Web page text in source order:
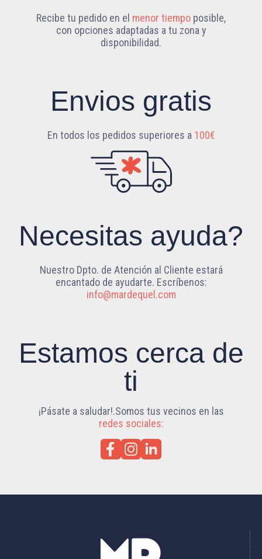
Recibe tu pedido en el menor tiempo posible,
con opciones adaptadas a tu zona y
disponibilidad.
Envios gratis
En todos los pedidos superiores a 100€
Necesitas ayuda?
Nuestro Dpto. de Atención al Cliente estará
encantado de ayudarte. Escríbenos:
info@mardequel.com
Estamos cerca de
ti
¡Pásate a saludar!.Somos tus vecinos en las
redes sociales: